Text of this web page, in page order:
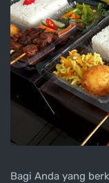
Bagi Anda yang